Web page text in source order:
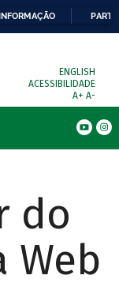
ENGLISH
ACESSIBILIDADE
A+ A-
do
Web